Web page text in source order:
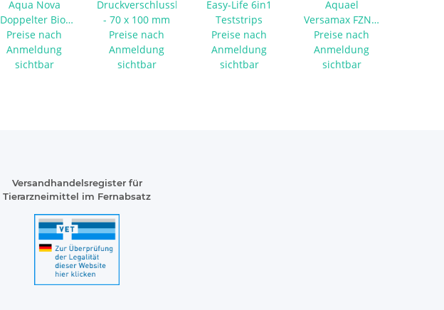
Aqua Nova
Doppelter Bio-
Schwammfilter
NSF-200L
Preise nach
Anmeldung
sichtbar
Druckverschlussbeutel
- 70 x 100 mm
Preise nach
Anmeldung
sichtbar
Easy-Life 6in1
Teststrips
Preise nach
Anmeldung
sichtbar
Aquael
Versamax FZN 1
- Ersatzfilter
Preise nach
Anmeldung
sichtbar
Versandhandelsregister für
Tierarzneimittel im Fernabsatz